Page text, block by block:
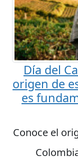
Día del
origen de
es
Conoce el